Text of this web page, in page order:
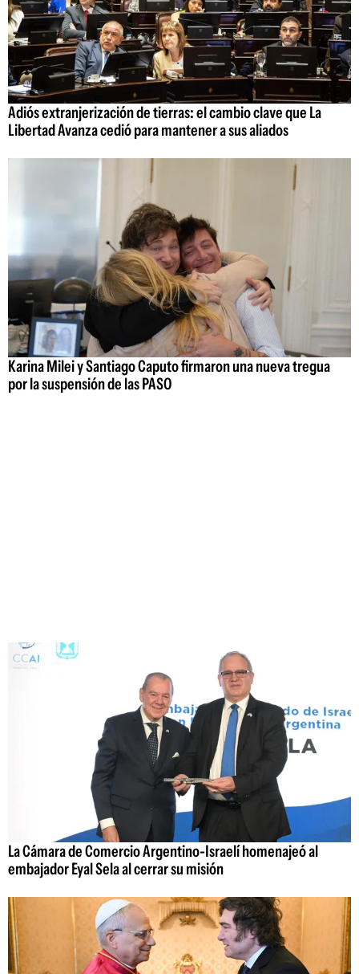
Adiós extranjerización de tierras: el cambio clave que La
Libertad Avanza cedió para mantener a sus aliados
Karina Milei y Santiago Caputo firmaron una nueva tregua
por la suspensión de las PASO
La Cámara de Comercio Argentino-Israelí homenajeó al
embajador Eyal Sela al cerrar su misión